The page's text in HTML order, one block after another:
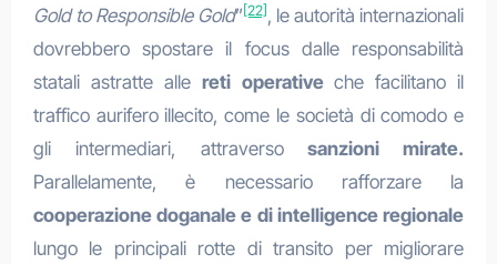
Gold to Responsible Gold”[22], le autorità internazionali
dovrebbero spostare il focus dalle responsabilità
statali astratte allereti operative che facilitano il
traffico aurifero illecito, come le società di comodo e
gli intermediari, attraversosanzioni mirate.
Parallelamente, è necessario rafforzare la
cooperazione doganale e di intelligence regionale
lungo le principali rotte di transito per migliorare